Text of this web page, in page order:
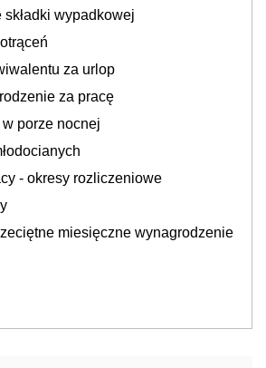
wypadkowej
za urlop
za pracę
porze nocnej
- okresy rozliczeniowe
miesięczne wynagrodzenie